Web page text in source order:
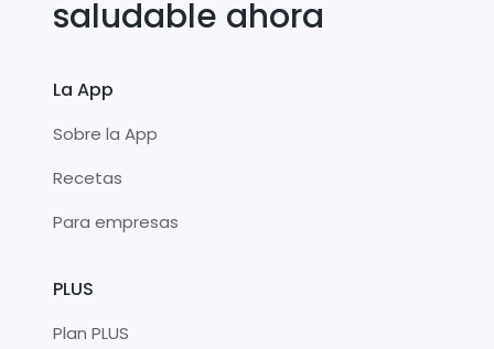
saludable ahora
La App
Sobre la App
Recetas
Para empresas
PLUS
Plan PLUS